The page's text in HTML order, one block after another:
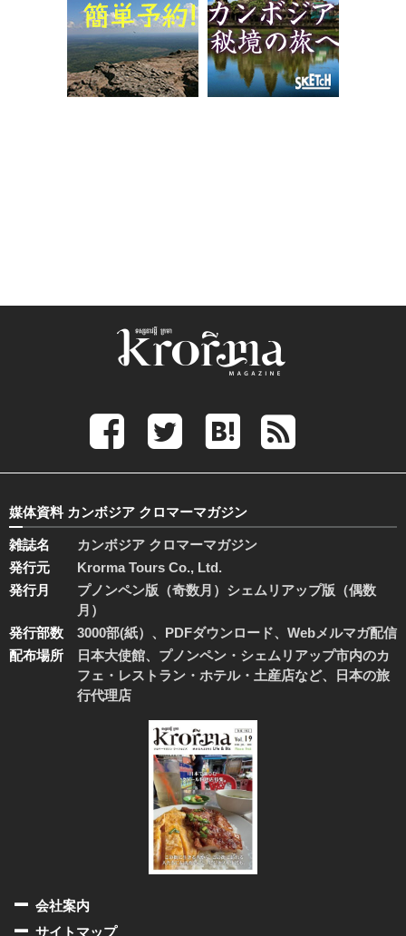
媒体資料 カンボジア クロマーマガジン
雑誌名
カンボジア クロマーマガジン
発行元
Krorma Tours Co., Ltd.
発行月
プノンペン版（奇数月）シェムリアップ版（偶数
月）
発行部数
3000部(紙）、PDFダウンロード、Webメルマガ配信
配布場所
日本大使館、プノンペン・シェムリアップ市内のカ
フェ・レストラン・ホテル・土産店など、日本の旅
行代理店
会社案内
サイトマップ